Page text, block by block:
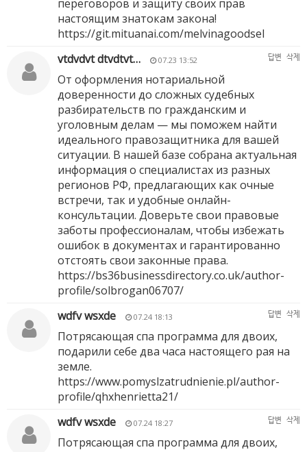
переговоров и защиту своих прав
настоящим знатокам закона!
https://git.mituanai.com/melvinagoodsel
vtdvdvt dtvdtvt…
07.23 13:52 답변 삭제
От оформления нотариальной
доверенности до сложных судебных
разбирательств по гражданским и
уголовным делам — мы поможем найти
идеального правозащитника для вашей
ситуации. В нашей базе собрана актуальная
информация о специалистах из разных
регионов РФ, предлагающих как очные
встречи, так и удобные онлайн-
консультации. Доверьте свои правовые
заботы профессионалам, чтобы избежать
ошибок в документах и гарантированно
отстоять свои законные права.
https://bs36businessdirectory.co.uk/author-
profile/solbrogan06707/
wdfv wsxde
07.24 18:13 답변 삭제
Потрясающая спа программа для двоих,
подарили себе два часа настоящего рая на
земле.
https://www.pomyslzatrudnienie.pl/author-
profile/qhxhenrietta21/
wdfv wsxde
07.24 18:27 답변 삭제
Потрясающая спа программа для двоих,